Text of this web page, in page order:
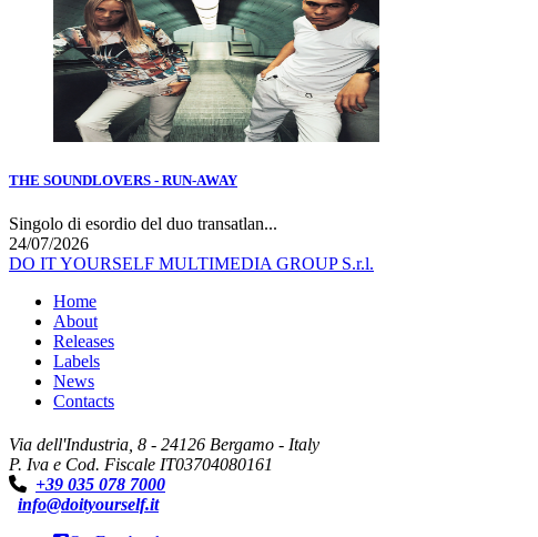
THE SOUNDLOVERS - RUN-AWAY
Singolo di esordio del duo transatlan...
24/07/2026
DO IT YOURSELF MULTIMEDIA GROUP S.r.l.
Home
About
Releases
Labels
News
Contacts
Via dell'Industria, 8 - 24126 Bergamo - Italy
P. Iva e Cod. Fiscale IT03704080161
+39 035 078 7000
info@doityourself.it